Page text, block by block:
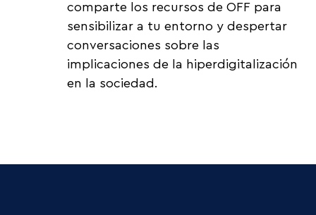
comparte los recursos de OFF para
sensibilizar a tu entorno y despertar
conversaciones sobre las
implicaciones de la hiperdigitalización
en la sociedad.